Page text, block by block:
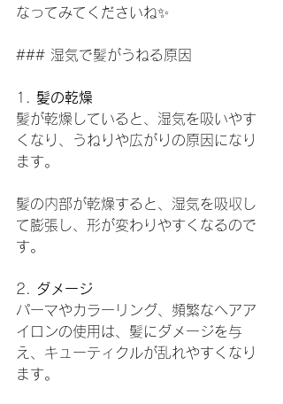
なってみてくださいね✨
### 湿気で髪がうねる原因
1. 髪の乾燥
髪が乾燥していると、湿気を吸いやす
くなり、うねりや広がりの原因になり
ます。
髪の内部が乾燥すると、湿気を吸収し
て膨張し、形が変わりやすくなるので
す。
2. ダメージ
パーマやカラーリング、頻繁なヘアア
イロンの使用は、髪にダメージを与
え、キューティクルが乱れやすくなり
ます。